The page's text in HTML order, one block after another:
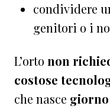
condividere
genitori o i
L’orto non
costose
che nasce